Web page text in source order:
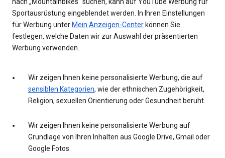
Sportausrüstung eingeblendet werden. In Ihren Einstellungen
für Werbung unterMein Anzeigen-Centerkönnen Sie
festlegen, welche Daten wir zur Auswahl der präsentierten
Werbung verwenden.
Wir zeigen Ihnen keine personalisierte Werbung, die auf
sensiblen Kategorien, wie der ethnischen Zugehörigkeit,
Religion, sexuellen Orientierung oder Gesundheit beruht.
Wir zeigen Ihnen keine personalisierte Werbung auf
Grundlage von Ihren Inhalten aus Google Drive, Gmail oder
Google Fotos.